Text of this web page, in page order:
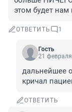
этом будет нам
ОТВЕТИТЬ 1
Гость
21
дальнейшее
кричал
ОТВЕТИТЬ